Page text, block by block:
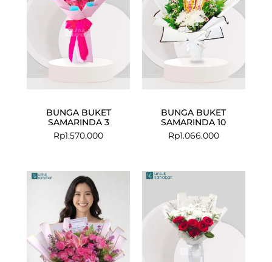
BUNGA BUKET
SAMARINDA 3
Rp1.570.000
BUNGA BUKET
SAMARINDA 10
Rp1.066.000